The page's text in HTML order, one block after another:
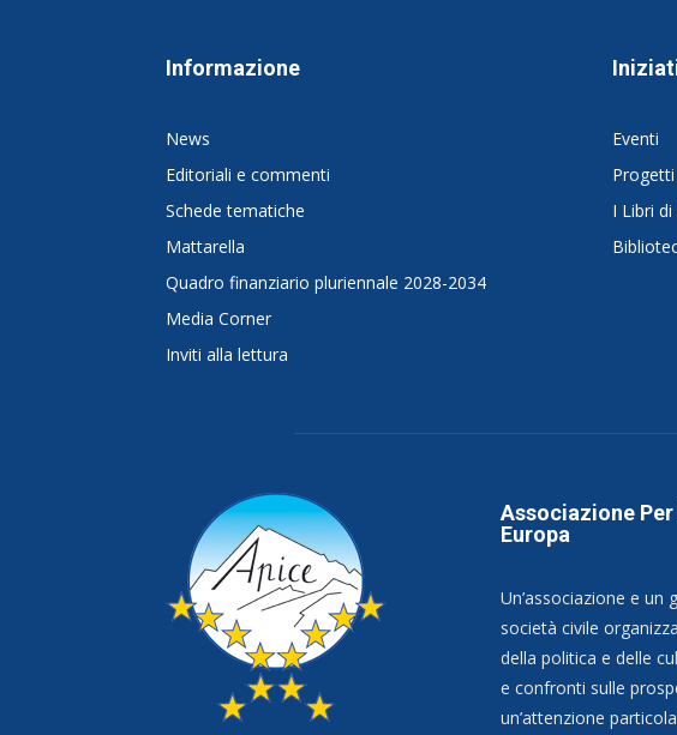
Informazione
News
Editoriali e commenti
Schede tematiche
Mattarella
Quadro finanziario pluriennale 2028-2034
Media Corner
Inviti alla lettura
Eventi
Progetti
I Libri di
Associazione
Europa
Un’associazione e
società civile
della politica e delle
e confronti sulle
un’attenzione